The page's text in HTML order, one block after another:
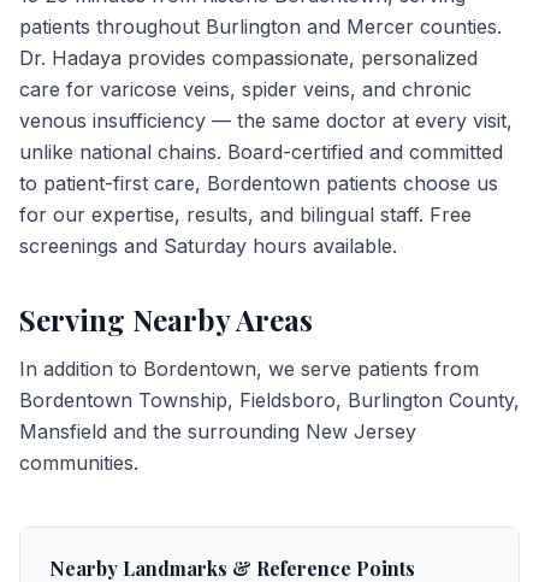
patients throughout Burlington and Mercer counties.
Dr. Hadaya provides compassionate, personalized
care for varicose veins, spider veins, and chronic
venous insufficiency — the same doctor at every visit,
unlike national chains. Board-certified and committed
to patient-first care, Bordentown patients choose us
for our expertise, results, and bilingual staff. Free
screenings and Saturday hours available.
Serving Nearby Areas
In addition to Bordentown, we serve patients from
Bordentown Township, Fieldsboro, Burlington County,
Mansfield and the surrounding New Jersey
communities.
Nearby Landmarks & Reference Points